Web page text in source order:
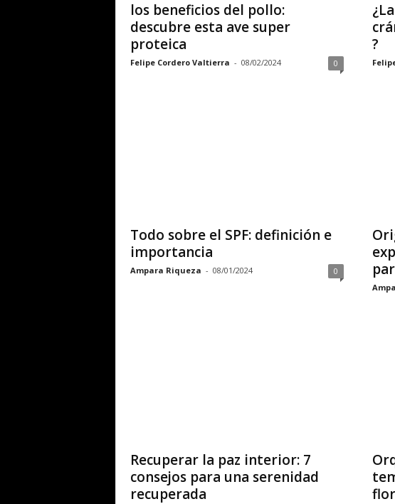
los beneficios del pollo:
descubre esta ave super
proteica
Felipe Cordero Valtierra - 08/02/2024 0
?
Todo sobre el SPF: definición e
importancia
Ampara Riqueza - 08/01/2024 0
Recuperar la paz interior: 7
consejos para una serenidad
recuperada